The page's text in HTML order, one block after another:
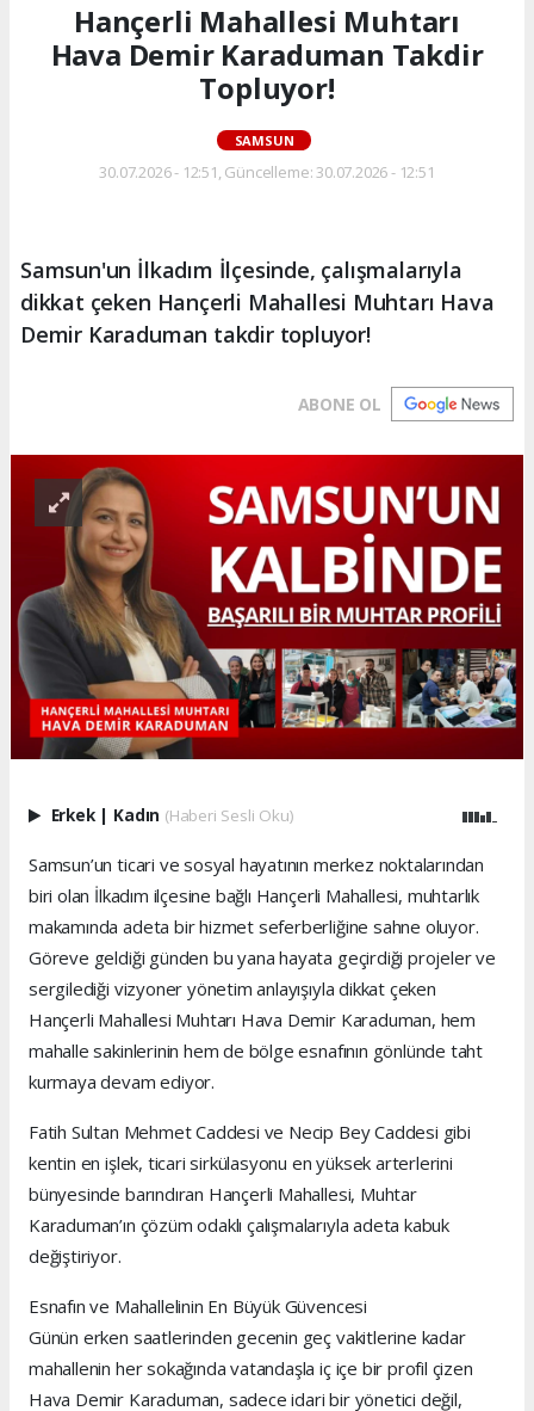
Hançerli Mahallesi Muhtarı
Hava Demir Karaduman Takdir
Topluyor!
SAMSUN
30.07.2026 - 12:51, Güncelleme: 30.07.2026 - 12:51
Samsun'un İlkadım İlçesinde, çalışmalarıyla
dikkat çeken Hançerli Mahallesi Muhtarı Hava
Demir Karaduman takdir topluyor!
ABONE OL
Erkek | Kadın (Haberi Sesli Oku)
Samsun’un ticari ve sosyal hayatının merkez noktalarından
biri olan İlkadım ilçesine bağlı Hançerli Mahallesi, muhtarlık
makamında adeta bir hizmet seferberliğine sahne oluyor.
Göreve geldiği günden bu yana hayata geçirdiği projeler ve
sergilediği vizyoner yönetim anlayışıyla dikkat çeken
Hançerli Mahallesi Muhtarı Hava Demir Karaduman, hem
mahalle sakinlerinin hem de bölge esnafının gönlünde taht
kurmaya devam ediyor.
Fatih Sultan Mehmet Caddesi ve Necip Bey Caddesi gibi
kentin en işlek, ticari sirkülasyonu en yüksek arterlerini
bünyesinde barındıran Hançerli Mahallesi, Muhtar
Karaduman’ın çözüm odaklı çalışmalarıyla adeta kabuk
değiştiriyor.
Esnafın ve Mahallelinin En Büyük Güvencesi
Günün erken saatlerinden gecenin geç vakitlerine kadar
mahallenin her sokağında vatandaşla iç içe bir profil çizen
Hava Demir Karaduman, sadece idari bir yönetici değil,